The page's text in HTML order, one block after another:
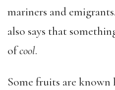
mariners and
also says that
ofcool.
Some fruits are known